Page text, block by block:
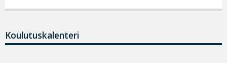
Koulutuskalenteri